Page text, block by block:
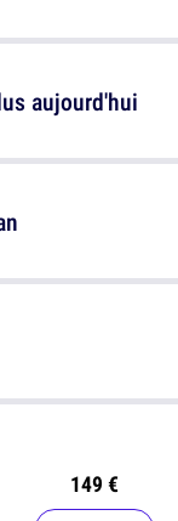
149 €
aujourd'hui